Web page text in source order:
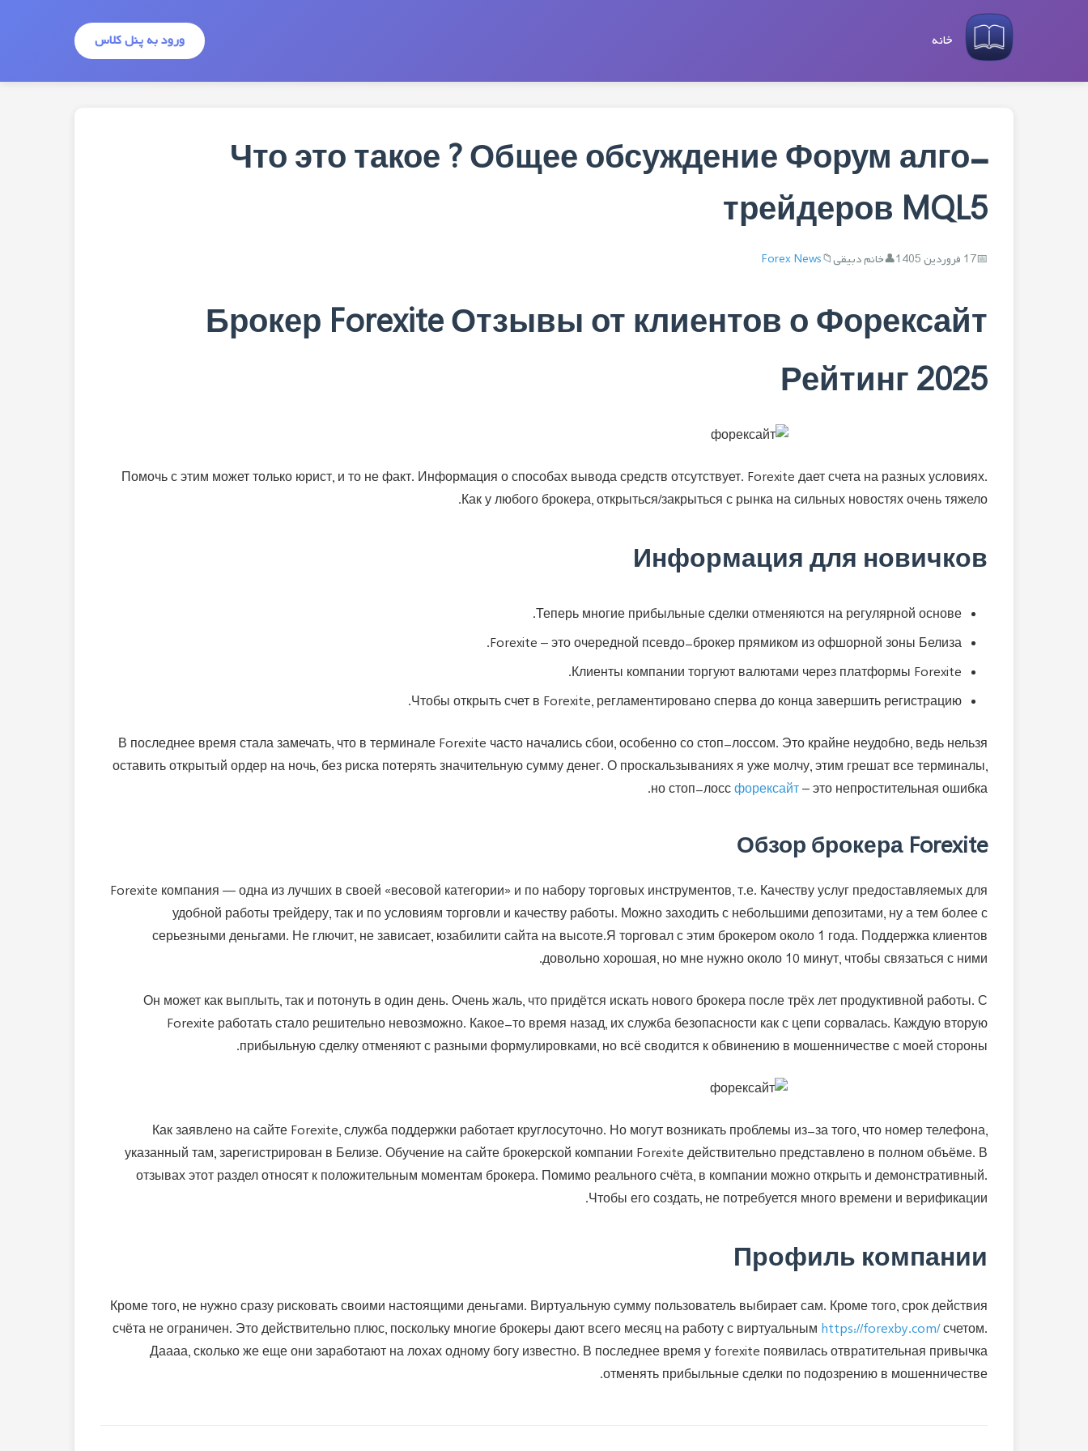
خانه ورود به پنل کلاس
Что это такое ? Общее обсуждение Форум алго-
трейдеров MQL5
17 فروردین 1405 خانم دبیقی Forex News
Брокер Forexite Отзывы от клиентов о Форексайт
Рейтинг 2025
Помочь с этим может только юрист, и то не факт. Информация о способах вывода средств отсутствует. Forexite дает счета на разных условиях.
Как у любого брокера, открыться/закрыться с рынка на сильных новостях очень тяжело.
Информация для новичков
Теперь многие прибыльные сделки отменяются на регулярной основе.
Forexite – это очередной псевдо-брокер прямиком из офшорной зоны Белиза.
Клиенты компании торгуют валютами через платформы Forexite.
Чтобы открыть счет в Forexite, регламентировано сперва до конца завершить регистрацию.
В последнее время стала замечать, что в терминале Forexite часто начались сбои, особенно со стоп-лоссом. Это крайне неудобно, ведь нельзя
оставить открытый ордер на ночь, без риска потерять значительную сумму денег. О проскальзываниях я уже молчу, этим грешат все терминалы,
но стоп-лоссфорексайт– это непростительная ошибка.
Обзор брокера Forexite
Forexite компания — одна из лучших в своей «весовой категории» и по набору торговых инструментов, т.е. Качеству услуг предоставляемых для
удобной работы трейдеру, так и по условиям торговли и качеству работы. Можно заходить с небольшими депозитами, ну а тем более с
серьезными деньгами. Не глючит, не зависает, юзабилити сайта на высоте.Я торговал с этим брокером около 1 года. Поддержка клиентов
довольно хорошая, но мне нужно около 10 минут, чтобы связаться с ними.
Он может как выплыть, так и потонуть в один день. Очень жаль, что придётся искать нового брокера после трёх лет продуктивной работы. С
Forexite работать стало решительно невозможно. Какое-то время назад, их служба безопасности как с цепи сорвалась. Каждую вторую
прибыльную сделку отменяют с разными формулировками, но всё сводится к обвинению в мошенничестве с моей стороны.
Как заявлено на сайте Forexite, служба поддержки работает круглосуточно. Но могут возникать проблемы из-за того, что номер телефона,
указанный там, зарегистрирован в Белизе. Обучение на сайте брокерской компании Forexite действительно представлено в полном объёме. В
отзывах этот раздел относят к положительным моментам брокера. Помимо реального счёта, в компании можно открыть и демонстративный.
Чтобы его создать, не потребуется много времени и верификации.
Профиль компании
Кроме того, не нужно сразу рисковать своими настоящими деньгами. Виртуальную сумму пользователь выбирает сам. Кроме того, срок действия
счёта не ограничен. Это действительно плюс, поскольку многие брокеры дают всего месяц на работу с виртуальным https://forexby.com/счетом.
Даааа, сколько же еще они заработают на лохах одному богу известно. В последнее время у forexite появилась отвратительная привычка
отменять прибыльные сделки по подозрению в мошенничестве.